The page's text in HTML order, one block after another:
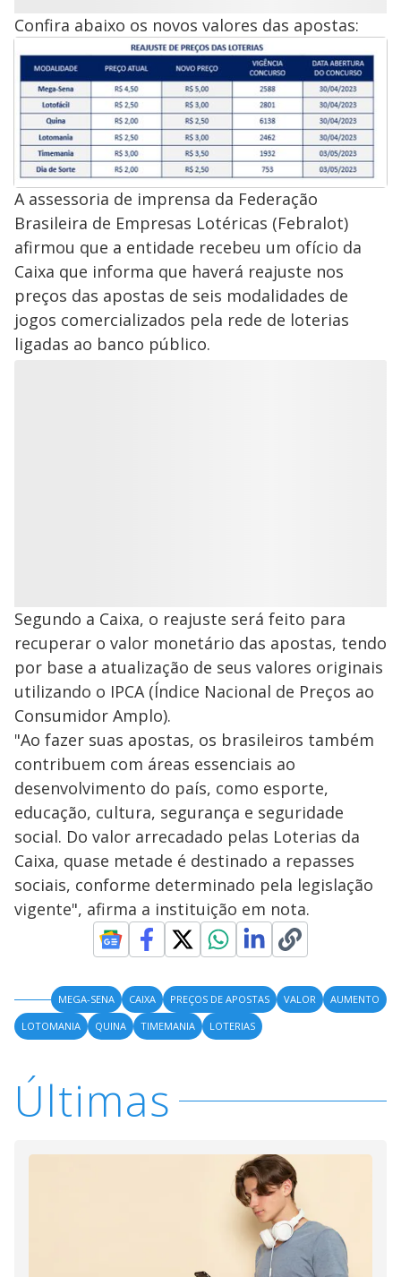
Confira abaixo os novos valores das apostas:
A assessoria de imprensa da Federação
Brasileira de Empresas Lotéricas (Febralot)
afirmou que a entidade recebeu um ofício da
Caixa que informa que haverá reajuste nos
preços das apostas de seis modalidades de
jogos comercializados pela rede de loterias
ligadas ao banco público.
Segundo a Caixa, o reajuste será feito para
recuperar o valor monetário das apostas, tendo
por base a atualização de seus valores originais
utilizando o IPCA (Índice Nacional de Preços ao
Consumidor Amplo).
"Ao fazer suas apostas, os brasileiros também
contribuem com áreas essenciais ao
desenvolvimento do país, como esporte,
educação, cultura, segurança e seguridade
social. Do valor arrecadado pelas Loterias da
Caixa, quase metade é destinado a repasses
sociais, conforme determinado pela legislação
vigente", afirma a instituição em nota.
MEGA-SENA CAIXA PREÇOS DE APOSTAS VALOR
AUMENTO
LOTOMANIA
QUINA TIMEMANIA LOTERIAS
Últimas